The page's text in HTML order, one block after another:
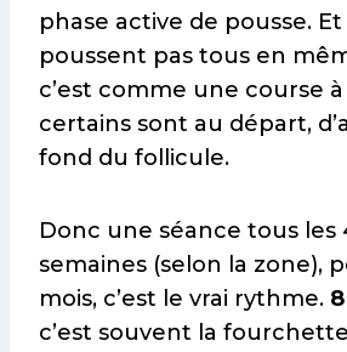
phase active de pousse.
poussent pas tous en
c’est comme une course à
certains sont au départ,
fond du follicule.
Donc une séance tous les
semaines (selon la zone),
mois, c’est le vrai rythme.
c’est souvent la